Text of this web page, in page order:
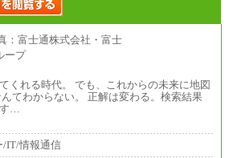
キャリアサイトよりご確認ください。
ビジネストランスフォーム
給205,000～225,000円＋地域間調整給
合職 月給185,000円＋地域間調整給
データサービス ※2027年新卒募集終了
給186,000～194,000円＋地域手当
JTBキャリアサイトよりご確認ください。
タルイノベーション(株)
給224,500～242,600円＋地域手当
くれる時代。 でも、これからの未来に地図
てわからない。 正解は変わる。検索結果
す…
/IT/情報通信